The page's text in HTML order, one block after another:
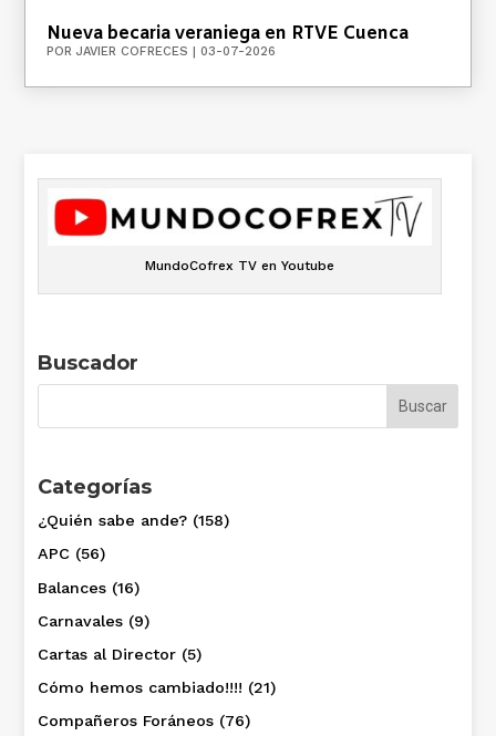
Nueva becaria veraniega en RTVE Cuenca
PORJAVIER COFRECES | 03-07-2026
MundoCofrex TV en Youtube
Buscador
Categorías
¿Quién sabe ande?(158)
APC(56)
Balances(16)
Carnavales(9)
Cartas al Director(5)
Cómo hemos cambiado!!!! (21)
Compañeros Foráneos(76)